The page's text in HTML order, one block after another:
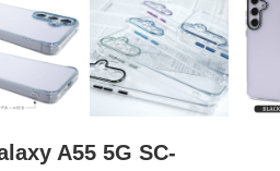
A55 5G SC-